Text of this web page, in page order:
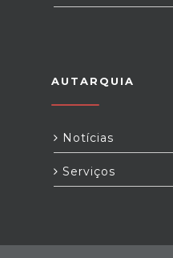
AUTARQUIA
Notícias
Serviços